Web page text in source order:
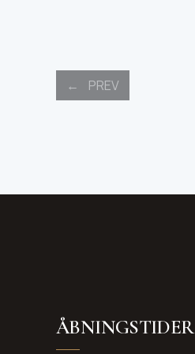
POSTS
PREV
ÅBNINGSTIDER